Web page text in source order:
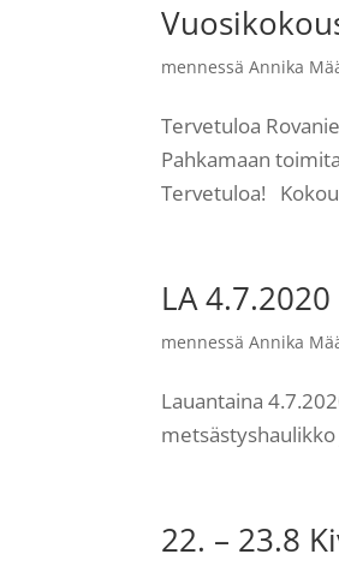
mennessäAnnika
Tervetuloa
Pahkamaan
Tervetuloa!
LA
mennessäAnnika
Lauantaina
22. – 23.8